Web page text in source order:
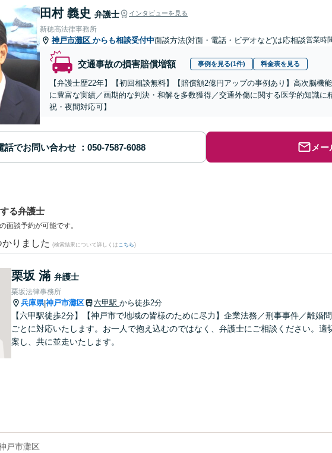
田村 義史 弁護士 インタビューを見る
新穂高法律事務所
神戸市灘区 からも相談受付中面談方法(対面・電話・ビデオなど)は応相談営業時
交通事故の損害賠償増額 事例を見る(1件) 料金表を見る
【弁護士歴22年】【初回相談無料】【賠償額2億円アップの事例あり】高次脳機
に豊富な実績／画期的な判決・和解を多数獲得／交通外傷に関する医学的知識に
祝・夜間対応可】
話でお問い合わせ メ
る弁護士
面談予約が可能です。
りました (検索結果について詳しくは こちら)
栗坂 滿 弁護士
栗坂法律事務所
兵庫県|神戸市灘区 六甲駅 から徒歩2分
【六甲駅徒歩2分】【神戸市で地域の皆様のために尽力】企業法務／刑事事件／離婚
ごとに対応いたします。お一人で抱え込むのではなく、弁護士にご相談ください。適
案し、共に並走いたします。
戸市灘区